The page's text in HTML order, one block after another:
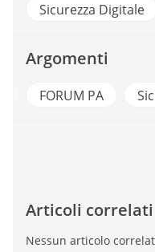
Sicurezza Digitale
Argomenti
FORUM PA
Articoli correlati
Nessun articolo